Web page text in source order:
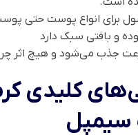
برای انواع پوست حتی
و بافتی سبک دارد
جذب می‌شود و هیچ اثر
کلیدی
سیمپل